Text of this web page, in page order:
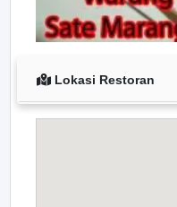
Lokasi Restoran